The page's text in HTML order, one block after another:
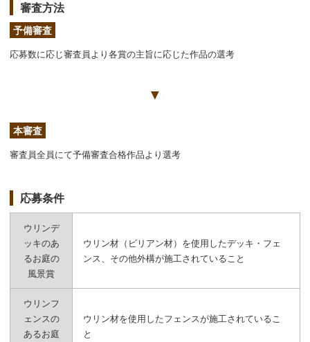
審査方法
予備審査
応募数に応じ審査員より各賞の主旨に応じた作品の選考
▼
本審査
審査員全員にて予備審査合格作品より選考
応募条件
ウリンデ
ッキのあ
るお庭の
風景賞
ウリン材（ビリアン材）を使用したデッキ・フェ
ンス、その他外構が施工されていること
ウリンフ
ェンスの
あるお庭
ウリン材を使用したフェンスが施工されているこ
と